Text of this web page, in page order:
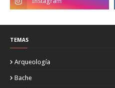
TEMAS
Arqueología
Bache